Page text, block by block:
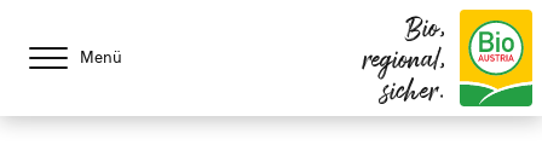
Menü
Bio,
regional,
sicher.